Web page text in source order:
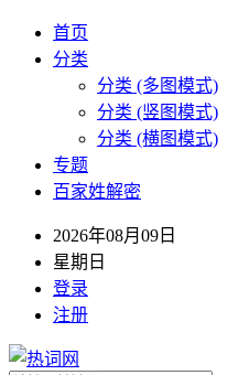
首页
分类
分类 (多图模式)
分类 (竖图模式)
分类 (横图模式)
专题
百家姓解密
2026年08月09日
星期日
登录
注册